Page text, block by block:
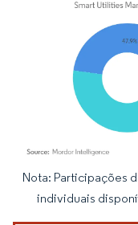
Imagem © Mordor
Nota: Participações
individuais